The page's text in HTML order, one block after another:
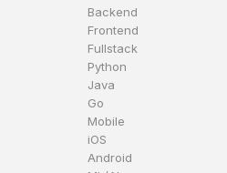
Backend
Frontend
Fullstack
Python
Java
Go
Mobile
iOS
Android